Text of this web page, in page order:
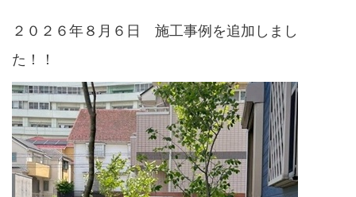
２０２６年８月６日 施工事例を追加しまし
た！！